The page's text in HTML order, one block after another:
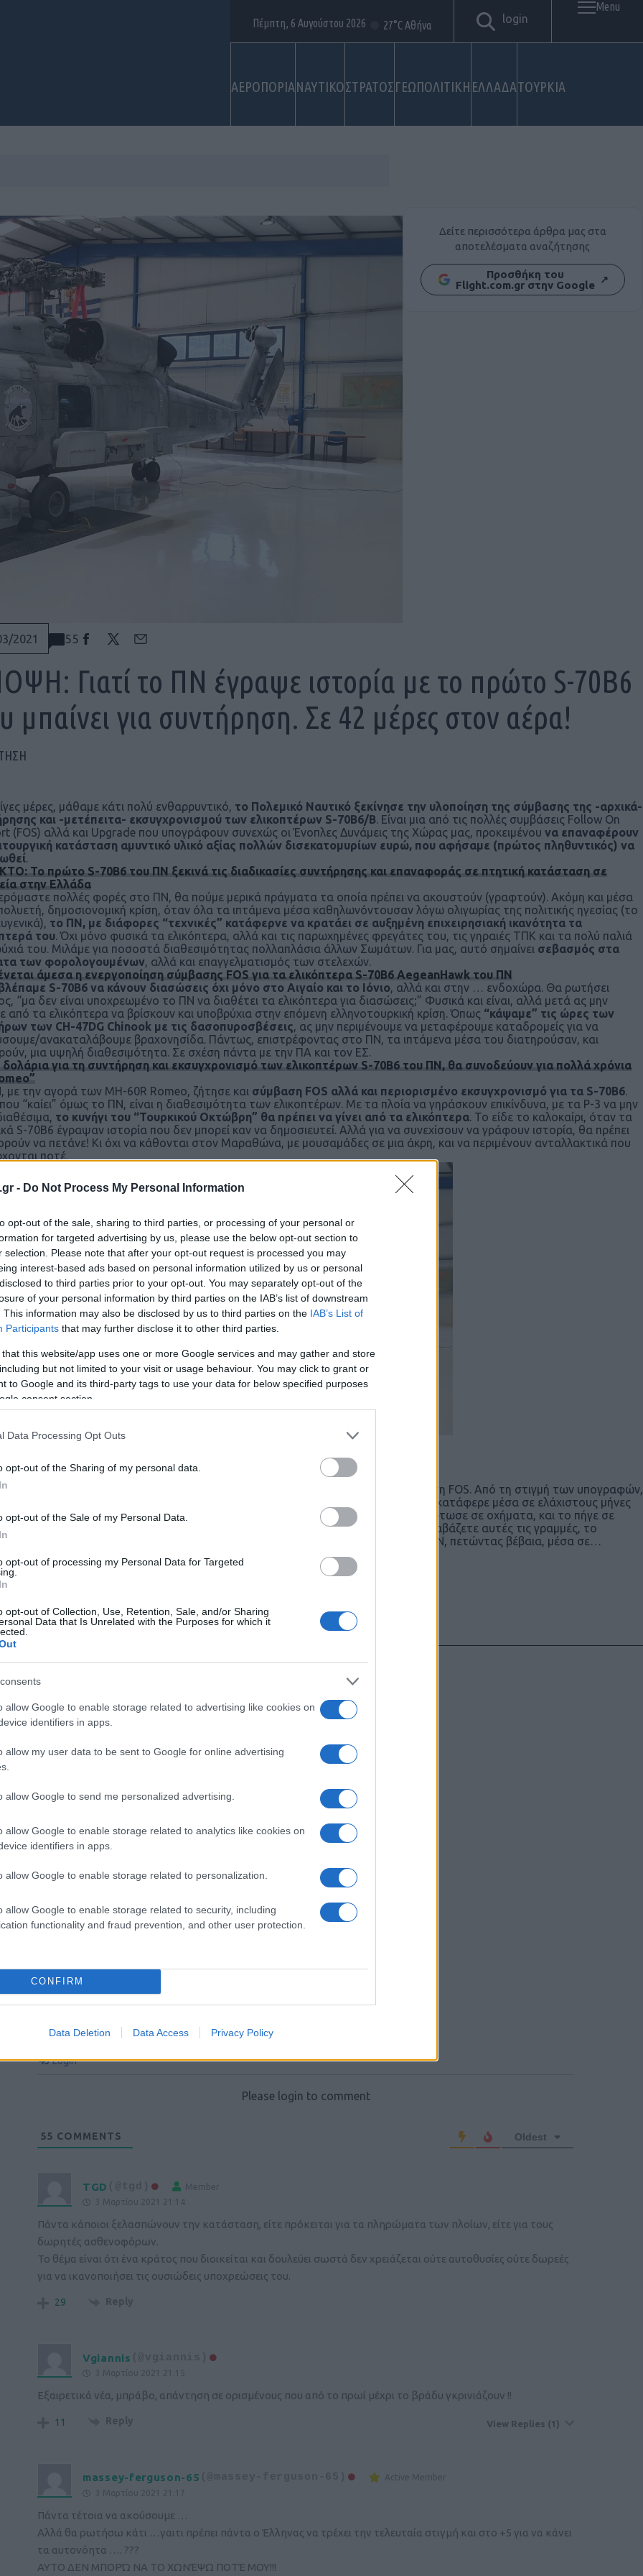
- Do Not Process My Personal Information
opt-out of the sale, sharing to third parties, or processing of your personal or
for targeted advertising by us, please use the below opt-out section to
selection. Please note that after your opt-out request is processed you may
interest-based ads based on personal information utilized by us or personal
to third parties prior to your opt-out. You may separately opt-out of the
of your personal information by third parties on the IAB’s list of downstream
This information may also be disclosed by us to third parties on the IAB’s List of
Participants that may further disclose it to other third parties.
that this website/app uses one or more Google services and may gather and store
but not limited to your visit or usage behaviour. You may click to grant or
to Google and its third-party tags to use your data for below specified purposes
consent section.
Data Processing Opt Outs
opt-out of the Sharing of my personal data.
opt-out of the Sale of my Personal Data.
opt-out of processing my Personal Data for Targeted
opt-out of Collection, Use, Retention, Sale, and/or Sharing
Data that Is Unrelated with the Purposes for which it
allow Google to enable storage related to advertising like cookies on
identifiers in apps.
allow my user data to be sent to Google for online advertising
allow Google to send me personalized advertising.
allow Google to enable storage related to analytics like cookies on
identifiers in apps.
allow Google to enable storage related to personalization.
allow Google to enable storage related to security, including
functionality and fraud prevention, and other user protection.
CONFIRM
Data Deletion Data Access Privacy Policy
ΑΕΡΟΠΟΡΙΑΝΑΥΤΙΚΟΣΤΡΑΤΟΣΓΕΩΠΟΛΙΤΙΚΗ ΕΛΛΑΔΑΤΟΥΡΚΙΑ
Πέμπτη, 6 Αυγούστου 2026 27°C Αθήνα login
Menu
Δείτε περισσότερα άρθρα μας στα
αποτελέσματα αναζήτησης
Προσθήκη του
Flight.com.gr στην Google ↗
2021 55
Γιατί το ΠΝ έγραψε ιστορία με το πρώτο S-70B6
μπαίνει για συντήρηση. Σε 42 μέρες στον αέρα!
μέρες, μάθαμε κάτι πολύ ενθαρρυντικό, το Πολεμικό Ναυτικό ξεκίνησε την υλοποίηση της σύμβασης της -αρχικά-
και -μετέπειτα- εκσυγχρονισμού των ελικοπτέρων S-70B6/B. Είναι μια από τις πολλές συμβάσεις Follow On
(FOS) αλλά και Upgrade που υπογράφουν συνεχώς οι Ένοπλες Δυνάμεις της Χώρας μας, προκειμένου να επαναφέρουν
κατάσταση αμυντικό υλικό αξίας πολλών δισεκατομυρίων ευρώ, που αφήσαμε (πρώτος πληθυντικός) να
.
Το πρώτο S-70B6 του ΠΝ ξεκινά τις διαδικασίες συντήρησης και επαναφοράς σε πτητική κατάσταση σε
στην Ελλάδα
πολλές φορές στο ΠΝ, θα πούμε μερικά πράγματα τα οποία πρέπει να ακουστούν (γραφτούν). Ακόμη και μέσα
δημοσιονομική κρίση, όταν όλα τα ιπτάμενα μέσα καθηλωνόντουσαν λόγω ολιγωρίας της πολιτικής ηγεσίας (το
το ΠΝ, με διάφορες “τεχνικές” κατάφερνε να κρατάει σε αυξημένη επιχειρησιακή ικανότητα τα
του. Όχι μόνο φυσικά τα ελικόπτερα, αλλά και τις παρωχημένες φρεγάτες του, τις γηραιές ΤΠΚ και τα πολύ παλιά
του. Μιλάμε για ποσοστά διαθεσιμότητας πολλαπλάσια άλλων Σωμάτων. Για μας, αυτό σημαίνει σεβασμός στα
των φορολογουμένων, αλλά και επαγγελματισμός των στελεχών.
άμεσα η ενεργοποίηση σύμβασης FOS για τα ελικόπτερα S-70B6 AegeanHawk του ΠΝ
S-70B6 να κάνουν διασώσεις όχι μόνο στο Αιγαίο και το Ιόνιο, αλλά και στην … ενδοχώρα. Θα ρωτήσει
“μα δεν είναι υποχρεωμένο το ΠΝ να διαθέτει τα ελικόπτερα για διασώσεις;” Φυσικά και είναι, αλλά μετά ας μην
από τα ελικόπτερα να βρίσκουν και υποβρύχια στην επόμενη ελληνοτουρκική κρίση. Όπως “κάψαμε” τις ώρες των
των CH-47DG Chinook με τις δασοπυροσβέσεις, ας μην περιμένουμε να μεταφέρουμε καταδρομείς για να
ανακαταλάβουμε βραχονησίδα. Πάντως, επιστρέφοντας στο ΠΝ, τα ιπτάμενα μέσα του διατηρούσαν, και
μια υψηλή διαθεσιμότητα. Σε σχέση πάντα με την ΠΑ και τον ΕΣ.
δολάρια για τη συντήρηση και εκσυγχρονισμό των ελικοπτέρων S-70B6 του ΠΝ, θα συνοδεύουν για πολλά χρόνια
με την αγορά των MH-60R Romeo, ζήτησε και σύμβαση FOS αλλά και περιορισμένο εκσυγχρονισμό για τα S-70B6.
“καίει” όμως το ΠΝ, είναι η διαθεσιμότητα των ελικοπτέρων. Με τα πλοία να γηράσκουν επικίνδυνα, με τα Ρ-3 να μην
το κυνήγι του “Τουρκικού Οκτώβρη” θα πρέπει να γίνει από τα ελικόπτερα. Το είδε το καλοκαίρι, όταν τα
S-70B6 έγραψαν ιστορία που δεν μπορεί καν να δημοσιευτεί. Αλλά για να συνεχίσουν να γράφουν ιστορία, θα πρέπει
να πετάνε! Κι όχι να κάθονται στον Μαραθώνα, με μουσαμάδες σε μια άκρη, και να περιμένουν ανταλλακτικά που
ποτέ.
Aeroservices
είναι πως το ΠΝ έφτιαξε μια εξαιρετική σύμβαση, που έβαλε μέσα και τη σύμβαση FOS. Aπό τη στιγμή των υπογραφών,
τη στιγμή της έναρξης υλοποίησης της σύμβασης, περνούν μέχρι και χρόνια. Το ΠΝ κατάφερε μέσα σε ελάχιστους μήνες
τη σύμβαση, πήρε το ελικόπτερο που δεν μπορούσε να πετάξει, το φόρτωσε σε οχήματα, και το πήγε σε
ελληνικής ιδιωτικής εταιρείας που έχει συμβληθεί με την Sikorsky. Όσο διαβάζετε αυτές τις γραμμές, το
συντηρείται με απίστευτα γρήγορους ρυθμούς, και θα αποδοθεί πίσω στο ΠΝ, πετώντας βέβαια, μέσα σε…
και μάθετε πρώτοι όλες τις ειδήσεις.
απαραίτητα τον ιστότοπο. Απαγορεύεται η αναδημοσίευση χωρίς γραπτή
Σε αντίθετη περίπτωση θα λαμβάνονται νομικά μέτρα. Ο ιστότοπος
το δικαίωμα ελέγχου των σχολίων, τα οποία εκφράζουν μόνο το
τους.
Login
Please login to comment
55 COMMENTS Oldest
TGD
Member
3 Μαρτίου 2021 21:14
Πάντα κάποιοι ξελασπώνουν την κατάσταση, είτε πρόκειται για τα πληρώματα των πλοίων, είτε για τους
δωρητές ασθενοφόρων.
Το θέμα είναι ότι ένα κράτος που διοικείται και δουλεύει σωστά δεν χρειάζεται ούτε αυτοθυσίες ούτε δωρεές
για να ικανοποιήσει τις ουσιώδεις υποχρεώσεις του.
29 Reply
Vgiannis
3 Μαρτίου 2021 21:15
Εξαιρετικά νέα, μπράβο, απάντηση σε ορισμένους που από το πρωί μέχρι το βράδυ γκρινιάζουν !!
11 Reply View Replies (1)
massey-ferguson-65
Active Member
3 Μαρτίου 2021 21:17
Πάντα τέτοια να ακούσουμε …
Αλλά θα ρωτήσω κάτι …γαιτι πρέπει πάντα ο Έλληνας να τρέχει την τελευταία στιγμή και στο +5 για να κάνει
τα αυτονόητα …. ???
ΑΥΤΟ ΔΕΝ ΜΠΟΡΏ ΝΑ ΤΟ ΧΩΝΈΨΩ ΠΟΤΈ ΜΟΥ!!!